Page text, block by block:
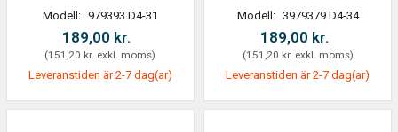
Modell: 979393 D4-31
189,00 kr.
(151,20 kr. exkl. moms)
Leveranstiden är 2-7 dag(ar)
Modell: 3979379 D4-34
189,00 kr.
(151,20 kr. exkl. moms)
Leveranstiden är 2-7 dag(ar)